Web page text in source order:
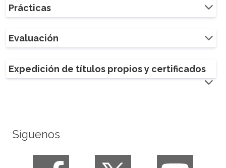
Prácticas
Evaluación
Expedición de títulos propios y certificados
Síguenos